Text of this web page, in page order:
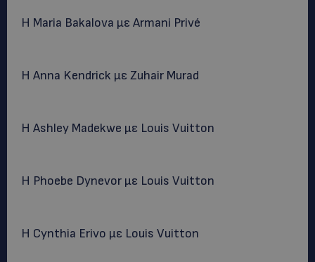
H Maria Bakalova με Armani Privé
H Anna Kendrick με Zuhair Murad
Η Ashley Madekwe με Louis Vuitton
H Phoebe Dynevor με Louis Vuitton
Η Cynthia Erivo με Louis Vuitton